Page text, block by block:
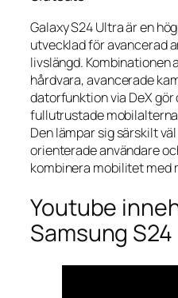
Galaxy S24 Ultra är en
utvecklad för avancerad
livslängd.
hårdvara, avancerade
datorfunktion via DeX
fullutrustade
Den lämpar sig särskilt
orienterade användare
kombinera mobilitet med
Youtube
Samsung